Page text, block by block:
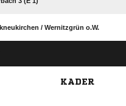
/​ Wernitzgrün o.W.
KADER